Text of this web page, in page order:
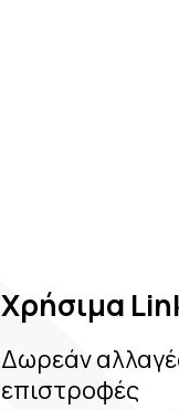
Χρήσιμα
Δωρεάν
επιστροφές